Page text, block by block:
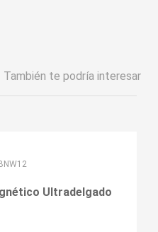
También te podría interesar
Ultradelgado